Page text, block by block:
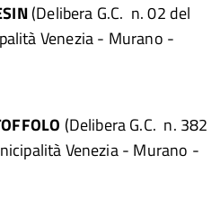
(Delibera G.C. n. 02 del
Venezia - Murano -
(Delibera G.C. n. 382
Venezia - Murano -